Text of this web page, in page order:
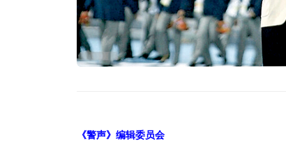
《警声》编辑委员会